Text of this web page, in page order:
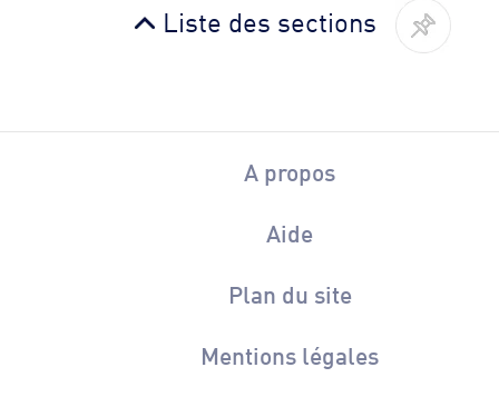
Liste des sections
A propos
Aide
Plan du site
Mentions légales